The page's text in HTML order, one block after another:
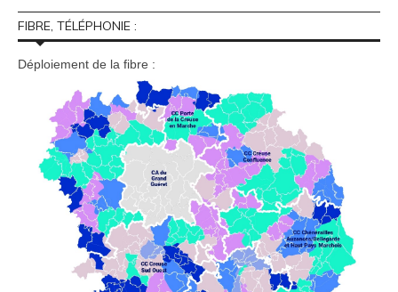
FIBRE, TÉLÉPHONIE :
Déploiement de la fibre :